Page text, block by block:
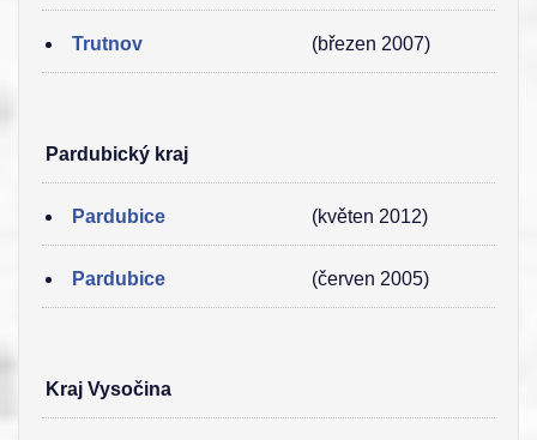
Trutnov (březen 2007)
Pardubický kraj
Pardubice (květen 2012)
Pardubice (červen 2005)
Kraj Vysočina